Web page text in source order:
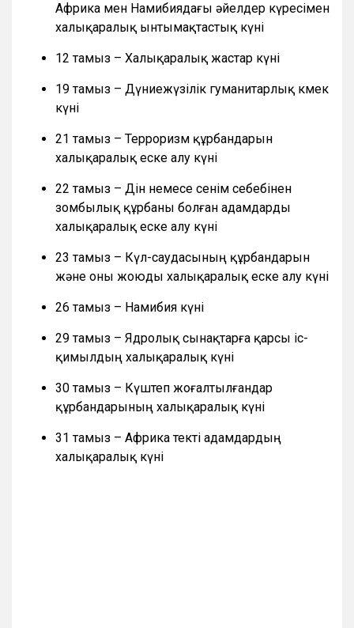
Африка мен Намибиядағы әйелдер күресімен
халықаралық ынтымақтастық күні
12 тамыз – Халықаралық жастар күні
19 тамыз – Дүниежүзілік гуманитарлық көмек
күні
21 тамыз – Терроризм құрбандарын
халықаралық еске алу күні
22 тамыз – Дін немесе сенім себебінен
зомбылық құрбаны болған адамдарды
халықаралық еске алу күні
23 тамыз – Күл-саудасының құрбандарын
және оны жоюды халықаралық еске алу күні
26 тамыз – Намибия күні
29 тамыз – Ядролық сынақтарға қарсы іс-
қимылдың халықаралық күні
30 тамыз – Күштеп жоғалтылғандар
құрбандарының халықаралық күні
31 тамыз – Африка текті адамдардың
халықаралық күні